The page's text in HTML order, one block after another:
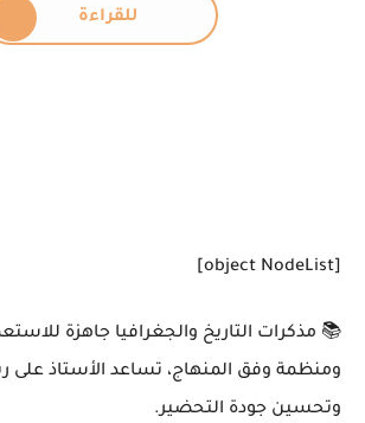
للقراءة
[object NodeList]
📚 مذكرات التاريخ والجغرافيا جاهزة
ومنظمة وفق المنهاج، تساعد الأستاذ على
وتحسين جودة التحضير.